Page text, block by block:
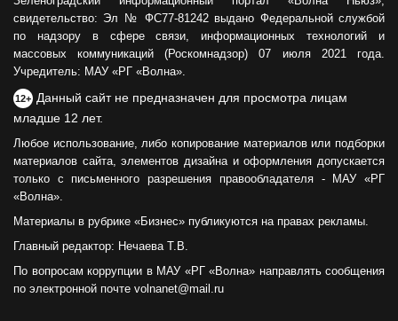
свидетельство: Эл № ФС77-81242 выдано Федеральной службой
по надзору в сфере связи, информационных технологий и
массовых коммуникаций (Роскомнадзор) 07 июля 2021 года.
Учредитель: МАУ «РГ «Волна».
12+ Данный сайт не предназначен для просмотра лицам
младше 12 лет.
Любое использование, либо копирование материалов или подборки
материалов сайта, элементов дизайна и оформления допускается
только с письменного разрешения правообладателя - МАУ «РГ
«Волна».
Материалы в рубрике «Бизнес» публикуются на правах рекламы.
Главный редактор: Нечаева Т.В.
По вопросам коррупции в МАУ «РГ «Волна» направлять сообщения
по электронной почте volnanet@mail.ru